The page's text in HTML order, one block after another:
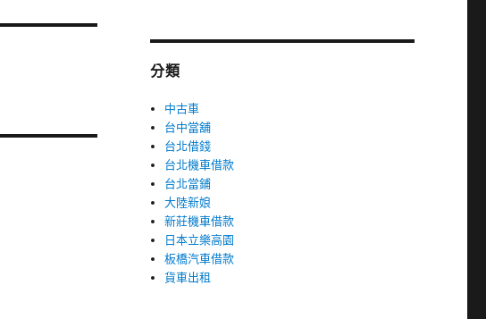
分類
中古車
台中當舖
台北借錢
台北機車借款
台北當鋪
大陸新娘
新莊機車借款
日本立樂高園
板橋汽車借款
貨車出租